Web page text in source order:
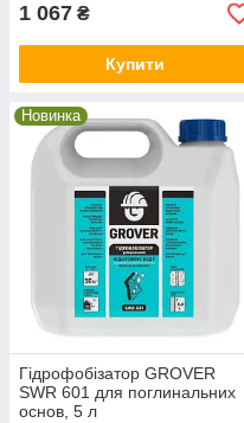
1 067 ₴
Купити
Новинка
Гідрофобізатор GROVER
SWR 601 для поглинальних
основ, 5 л